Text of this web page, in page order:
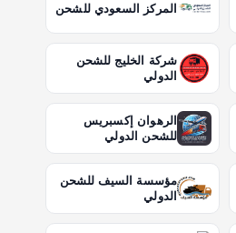
المركز السعودي للشحن
شركة الخليج للشحن
الدولي
الرهوان إكسبريس
للشحن الدولي
مؤسسة السيف للشحن
الدولي